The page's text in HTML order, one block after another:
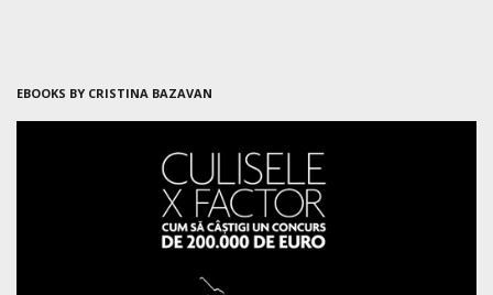
EBOOKS BY CRISTINA BAZAVAN